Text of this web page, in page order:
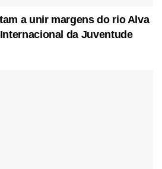
a unir margens do rio Alva
da Juventude